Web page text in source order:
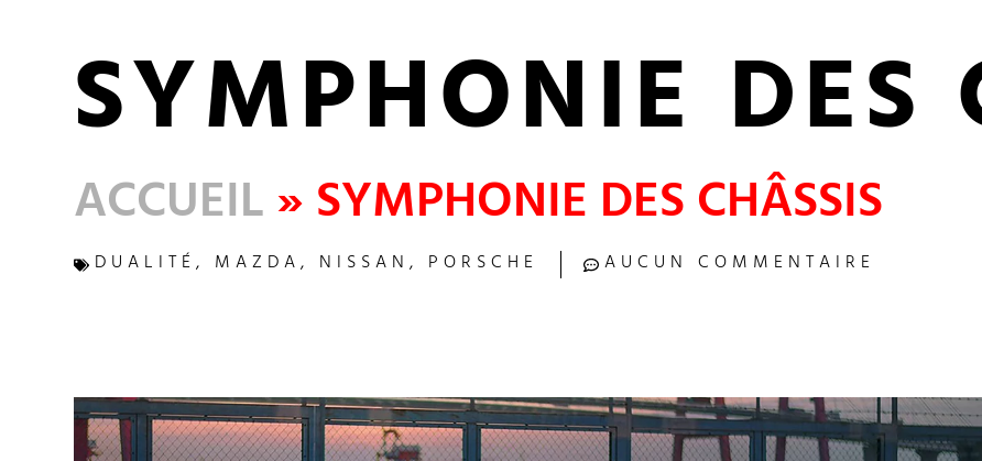
SYMPHONIE DES
ACCUEIL»SYMPHONIE DES CHÂSSIS
DUALITÉ, MAZDA, NISSAN, PORSCHE AUCUN COMMENTAIRE